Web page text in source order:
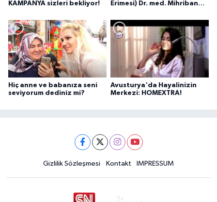
KAMPANYA sizleri bekliyor!
Erimesi) Dr. med. Mihriban
Hiç anne ve babanıza seni
seviyorum dediniz mi?
Avusturya'da Hayalinizin
Merkezi: HOMEXTRA!
Gizlilik Sözleşmesi Kontakt IMPRESSUM